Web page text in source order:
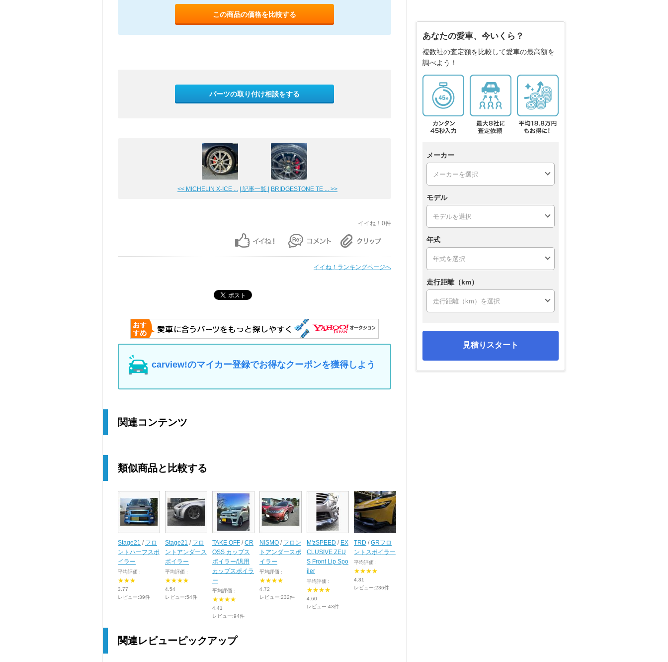
この商品の価格を比較する
パーツの取り付け相談をする
<< MICHELIN X-ICE ... | 記事一覧 | BRIDGESTONE TE ... >>
イイね！0件
イイね！ランキングページへ
carview!のマイカー登録でお得なクーポンを獲得しよう
関連コンテンツ
類似商品と比較する
Stage21 / フロ
ントハーフスポ
イラー
平均評価 :
★★★
3.77
レビュー:39件
Stage21 / フロ
ントアンダース
ポイラー
平均評価 :
★★★★
4.54
レビュー:54件
TAKE OFF /CR
OSS カップス
ポイラー/汎用
カップスポイラ
ー
平均評価 :
★★★★
4.41
レビュー:94件
NISMO / フロン
トアンダースポ
イラー
平均評価 :
★★★★
4.72
レビュー:232件
M'zSPEED / EX
CLUSIVE ZEU
S Front Lip Spo
iler
平均評価 :
★★★★
4.60
レビュー:43件
TRD /GRフロ
ントスポイラー
平均評価 :
★★★★
4.81
レビュー:236件
関連レビューピックアップ
あなたの愛車、今いくら？
複数社の査定額を比較して愛車の最高額を
調べよう！
メーカー
モデル
年式
走行距離（km）
見積りスタート